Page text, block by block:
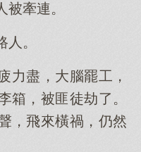
牽連。
。
力盡，大腦罷工，
箱，被匪徒劫了。
，飛來橫禍，仍然